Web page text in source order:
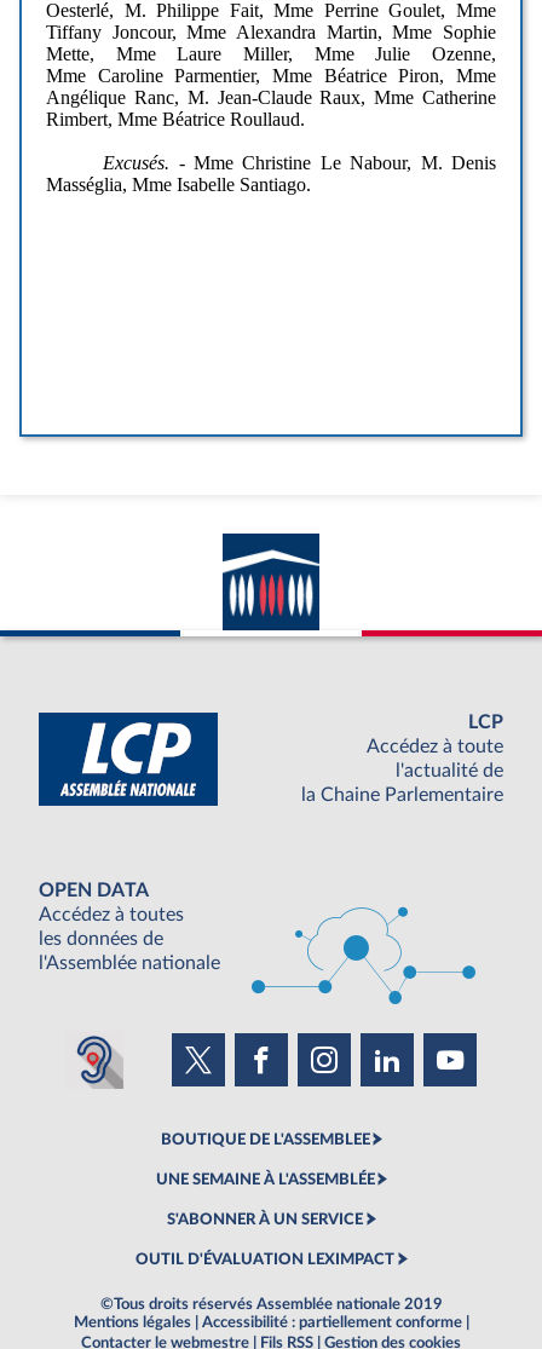
LCP
Accédez à toute
l'actualité de
la Chaine Parlementaire
OPEN DATA
Accédez à toutes
les données de
l'Assemblée nationale
BOUTIQUE DE L'ASSEMBLEE
UNE SEMAINE À L'ASSEMBLÉE
S'ABONNER À UN SERVICE
OUTIL D'ÉVALUATION LEXIMPACT
©Tous droits réservés Assemblée nationale 2019
Mentions légales
Accessibilité : partiellement conforme
Contacter le webmestre
Fils RSS Gestion des cookies